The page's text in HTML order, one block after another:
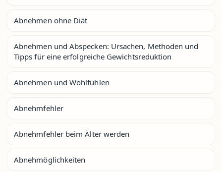
Abnehmen ohne Diät
Abnehmen und Abspecken: Ursachen, Methoden und
Tipps für eine erfolgreiche Gewichtsreduktion
Abnehmen und Wohlfühlen
Abnehmfehler
Abnehmfehler beim Älter werden
Abnehmöglichkeiten